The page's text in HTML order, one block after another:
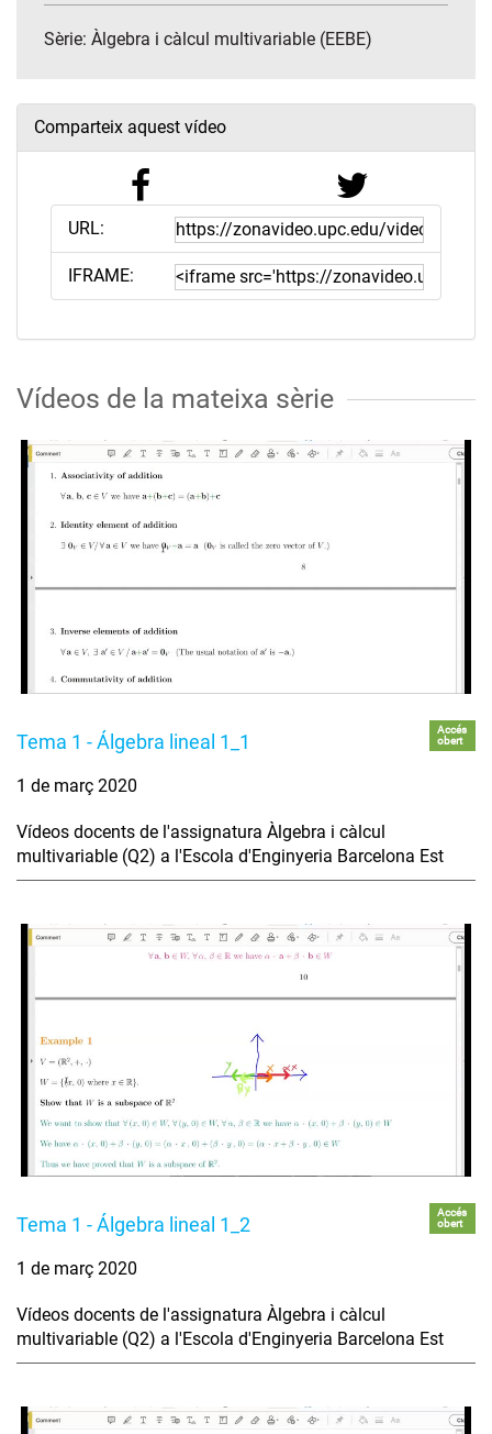
Sèrie: Àlgebra i càlcul multivariable (EEBE)
Comparteix aquest vídeo
URL:
IFRAME:
Vídeos de la mateixa sèrie
Tema 1 - Álgebra lineal 1_1
Accés
obert
1 de març 2020
Vídeos docents de l'assignatura Àlgebra i càlcul
multivariable (Q2) a l'Escola d'Enginyeria Barcelona Est
Tema 1 - Álgebra lineal 1_2
Accés
obert
1 de març 2020
Vídeos docents de l'assignatura Àlgebra i càlcul
multivariable (Q2) a l'Escola d'Enginyeria Barcelona Est